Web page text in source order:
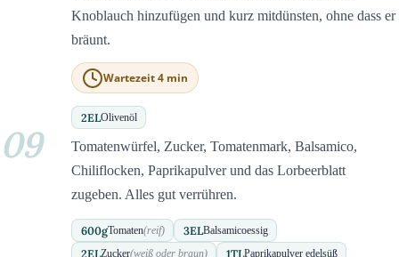
Knoblauch hinzufügen und kurz mitdünsten, ohne dass er
bräunt.
Wartezeit 4 min
2ELOlivenöl
09
Tomatenwürfel, Zucker, Tomatenmark, Balsamico,
Chiliflocken, Paprikapulver und das Lorbeerblatt
zugeben. Alles gut verrühren.
600gTomaten(reif) 3ELBalsamicoessig
2ELZucker(weiß oder braun) 1TLPaprikapulver edelsüß